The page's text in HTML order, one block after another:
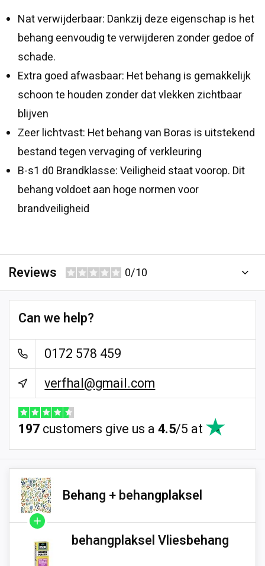
Nat verwijderbaar: Dankzij deze eigenschap is het
behang eenvoudig te verwijderen zonder gedoe of
schade.
Extra goed afwasbaar: Het behang is gemakkelijk
schoon te houden zonder dat vlekken zichtbaar
blijven
Zeer lichtvast: Het behang van Boras is uitstekend
bestand tegen vervaging of verkleuring
B-s1 d0 Brandklasse: Veiligheid staat voorop. Dit
behang voldoet aan hoge normen voor
brandveiligheid
Reviews 0/10
Can we help?
0172 578 459
verfhal@gmail.com
197customers give us a4.5/5 at
Behang + behangplaksel
behangplaksel Vliesbehang